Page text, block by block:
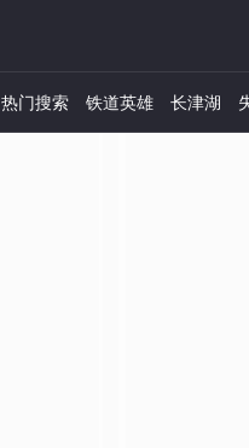
热门搜索 铁道英雄 长津湖